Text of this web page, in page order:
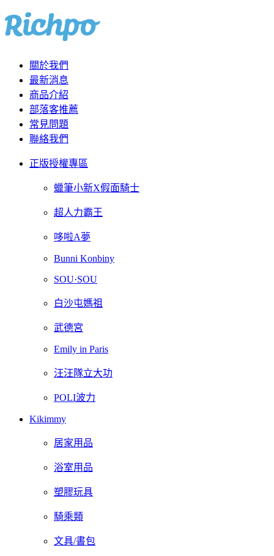
關於我們
最新消息
商品介紹
部落客推薦
常見問題
聯絡我們
正版授權專區
蠟筆小新X假面騎士
超人力霸王
哆啦A夢
Bunni Konbiny
SOU·SOU
白沙屯媽祖
武德宮
Emily in Paris
汪汪隊立大功
POLI波力
Kikimmy
居家用品
浴室用品
塑膠玩具
騎乘類
文具/書包